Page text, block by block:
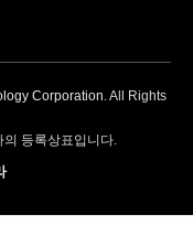
Corporation. All Rights
등록상표입니다.